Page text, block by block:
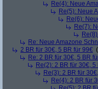
Re(4): Neue
Re(5): Neue
Re(6):
Re(7):
Re: Neue Amazone
2 BR für 30€, 5 BR für 99€ (
Re: 2 BR für 30€, 5 BR
Re(2): 2 BR für 30€, 5
Re(3): 2 BR für
Re(4): 2 BR für